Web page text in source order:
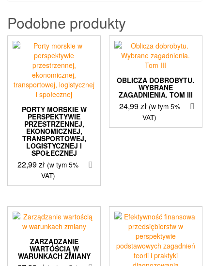
Podobne produkty
PORTY MORSKIE W
PERSPEKTYWIE
PRZESTRZENNEJ,
EKONOMICZNEJ,
TRANSPORTOWEJ,
LOGISTYCZNEJ I
SPOŁECZNEJ
22,99zł (w tym 5%
VAT)
OBLICZA DOBROBYTU.
WYBRANE
ZAGADNIENIA. TOM III
24,99zł (w tym 5%
VAT)
ZARZĄDZANIE
WARTOŚCIĄ W
WARUNKACH ZMIANY